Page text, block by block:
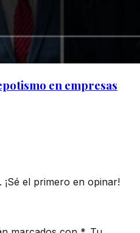
en empresas
el primero en opinar!